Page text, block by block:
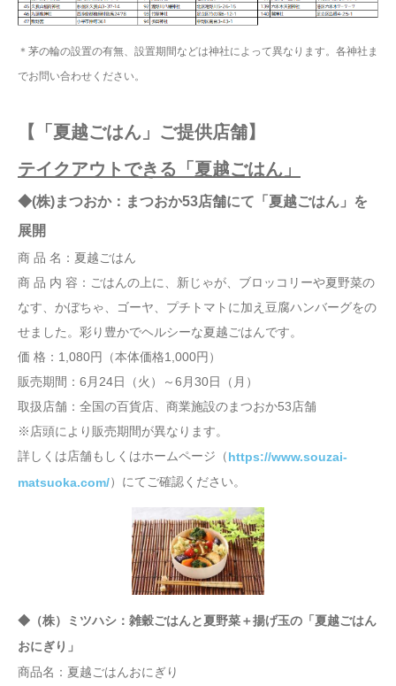
＊茅の輪の設置の有無、設置期間などは神社によって異なります。各神社ま
でお問い合わせください。
【「夏越ごはん」ご提供店舗】
テイクアウトできる「夏越ごはん」
◆(株)まつおか：まつおか53店舗にて「夏越ごはん」を
展開
商 品 名：夏越ごはん
商 品 内 容：ごはんの上に、新じゃが、ブロッコリーや夏野菜の
なす、かぼちゃ、ゴーヤ、プチトマトに加え豆腐ハンバーグをの
せました。彩り豊かでヘルシーな夏越ごはんです。
価 格：1,080円（本体価格1,000円）
販売期間：6月24日（火）～6月30日（月）
取扱店舗：全国の百貨店、商業施設のまつおか53店舗
※店頭により販売期間が異なります。
詳しくは店舗もしくはホームページ（https://www.souzai-
matsuoka.com/）にてご確認ください。
◆（株）ミツハシ： 雑穀ごはんと夏野菜＋揚げ玉の「夏越ごはん
おにぎり」
商品名：夏越ごはんおにぎり